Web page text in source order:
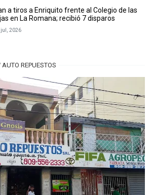
a tiros a Enriquito frente al Colegio de las
en La Romana; recibió 7 disparos
2026
REPUESTOS